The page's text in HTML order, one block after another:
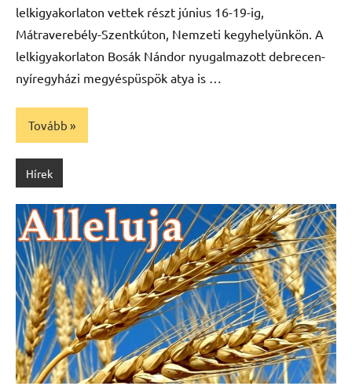
lelkigyakorlaton vettek részt június 16-19-ig,
Mátraverebély-Szentkúton, Nemzeti kegyhelyünkön. A
lelkigyakorlaton Bosák Nándor nyugalmazott debrecen-
nyíregyházi megyéspüspök atya is …
Tovább
Hírek